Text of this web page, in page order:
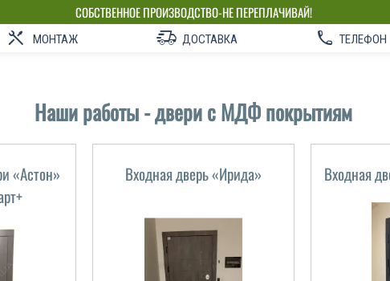
СОБСТВЕННОЕ ПРОИЗВОДСТВО-НЕ ПЕРЕПЛАЧИВАЙ!
МОНТАЖ ДОСТАВКА ТЕЛЕФОН
Наши работы - двери с МДФ покрытиям
«Астон»
Входная дверь «Ирида» Входная